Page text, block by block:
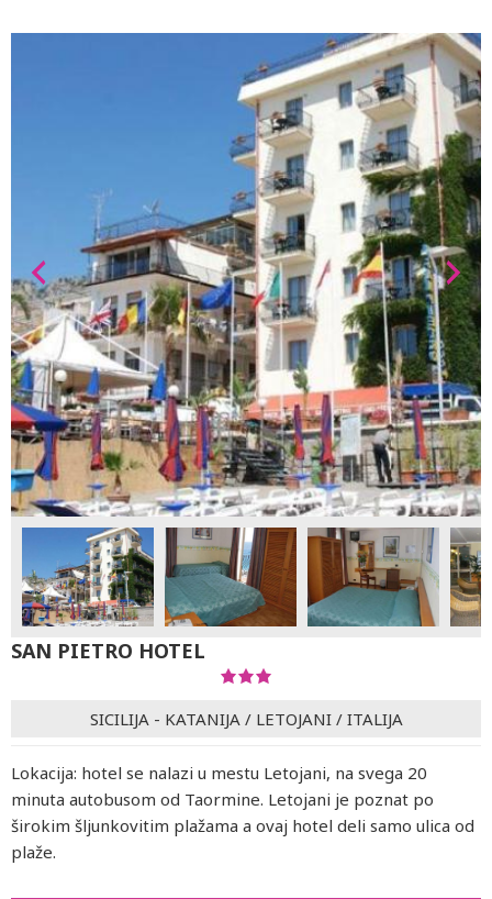
SAN PIETRO HOTEL
SICILIJA - KATANIJA / LETOJANI/ ITALIJA
Lokacija: hotel se nalazi u mestu Letojani, na svega 20
minuta autobusom od Taormine. Letojani je poznat po
širokim šljunkovitim plažama a ovaj hotel deli samo ulica od
plaže.